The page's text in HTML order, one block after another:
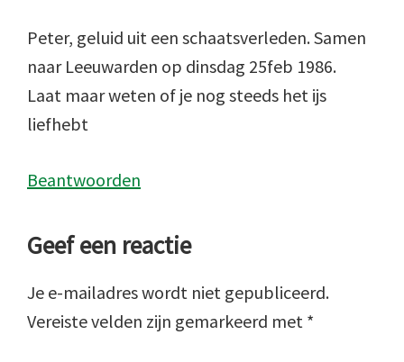
Peter, geluid uit een schaatsverleden. Samen
naar Leeuwarden op dinsdag 25feb 1986.
Laat maar weten of je nog steeds het ijs
liefhebt
Beantwoorden
Geef een reactie
Je e-mailadres wordt niet gepubliceerd.
Vereiste velden zijn gemarkeerd met *